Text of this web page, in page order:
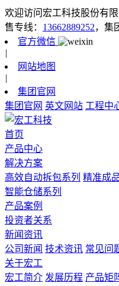
欢迎访问宏工科技股份有限
售专线： 13662889252，集
官方微信
|
网站地图
|
集团官网
集团官网 英文网站 工程中
首页
产品中心
解决方案
高效自动拆包系列 精准成
智能仓储系列
产品案例
投资者关系
新闻资讯
公司新闻 技术资讯 常见问
关于宏工
宏工简介 发展历程 产品矩